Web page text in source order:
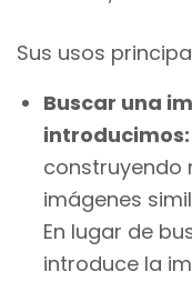
Sus usos
Buscar una
introducimos:
construyendo
imágenes
En lugar de
introduce la